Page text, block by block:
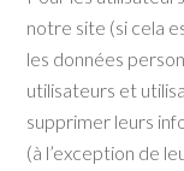
notre site (si cela
les données
utilisateurs et
supprimer leurs
(à l’exception de